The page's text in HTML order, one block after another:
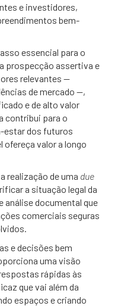
e investidores,
bem-
essencial para o
prospecção assertiva e
relevantes —
de mercado —,
e de alto valor
contribui para o
estar dos futuros
ofereça valor a longo
realização de uma due
a situação legal da
análise documental que
comerciais seguras
e decisões bem
uma visão
rápidas às
que vai além da
espaços e criando